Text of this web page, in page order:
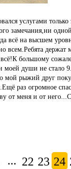
услугами только
замечания,ни одной
всё на высшем
всем.Ребята держат
всё!К большому
моей души не стало
мой рыжий друг
раз огромное
от меня и от
... 22 23 24